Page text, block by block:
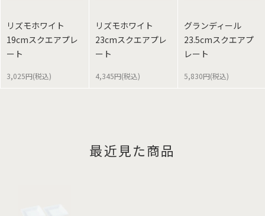
リズモホワイト
19cmスクエアプレ
ート
3,025円(税込)
リズモホワイト
23cmスクエアプレ
ート
4,345円(税込)
グランディール
23.5cmスクエアプ
レート
5,830円(税込)
最近見た商品